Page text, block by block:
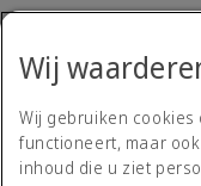
Wij
Wij gebruiken
functioneert, maar
inhoud die u ziet